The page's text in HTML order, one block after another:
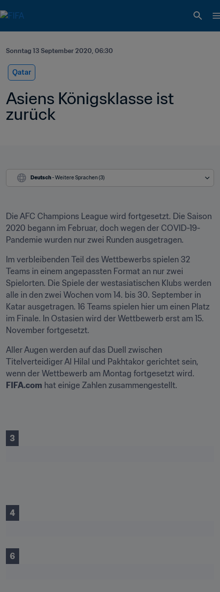
Sonntag 13 September 2020, 06:30
Qatar
Asiens Königsklasse ist
zurück
Deutsch - Weitere Sprachen (3)
Die AFC Champions League wird fortgesetzt. Die Saison
2020 begann im Februar, doch wegen der COVID-19-
Pandemie wurden nur zwei Runden ausgetragen.
Im verbleibenden Teil des Wettbewerbs spielen 32
Teams in einem angepassten Format an nur zwei
Spielorten. Die Spiele der westasiatischen Klubs werden
alle in den zwei Wochen vom 14. bis 30. September in
Katar ausgetragen. 16 Teams spielen hier um einen Platz
im Finale. In Ostasien wird der Wettbewerb erst am 15.
November fortgesetzt.
Aller Augen werden auf das Duell zwischen
Titelverteidiger Al Hilal und Pakhtakor gerichtet sein,
FIFA.com hat einige Zahlen zusammengestellt.
3
4
6